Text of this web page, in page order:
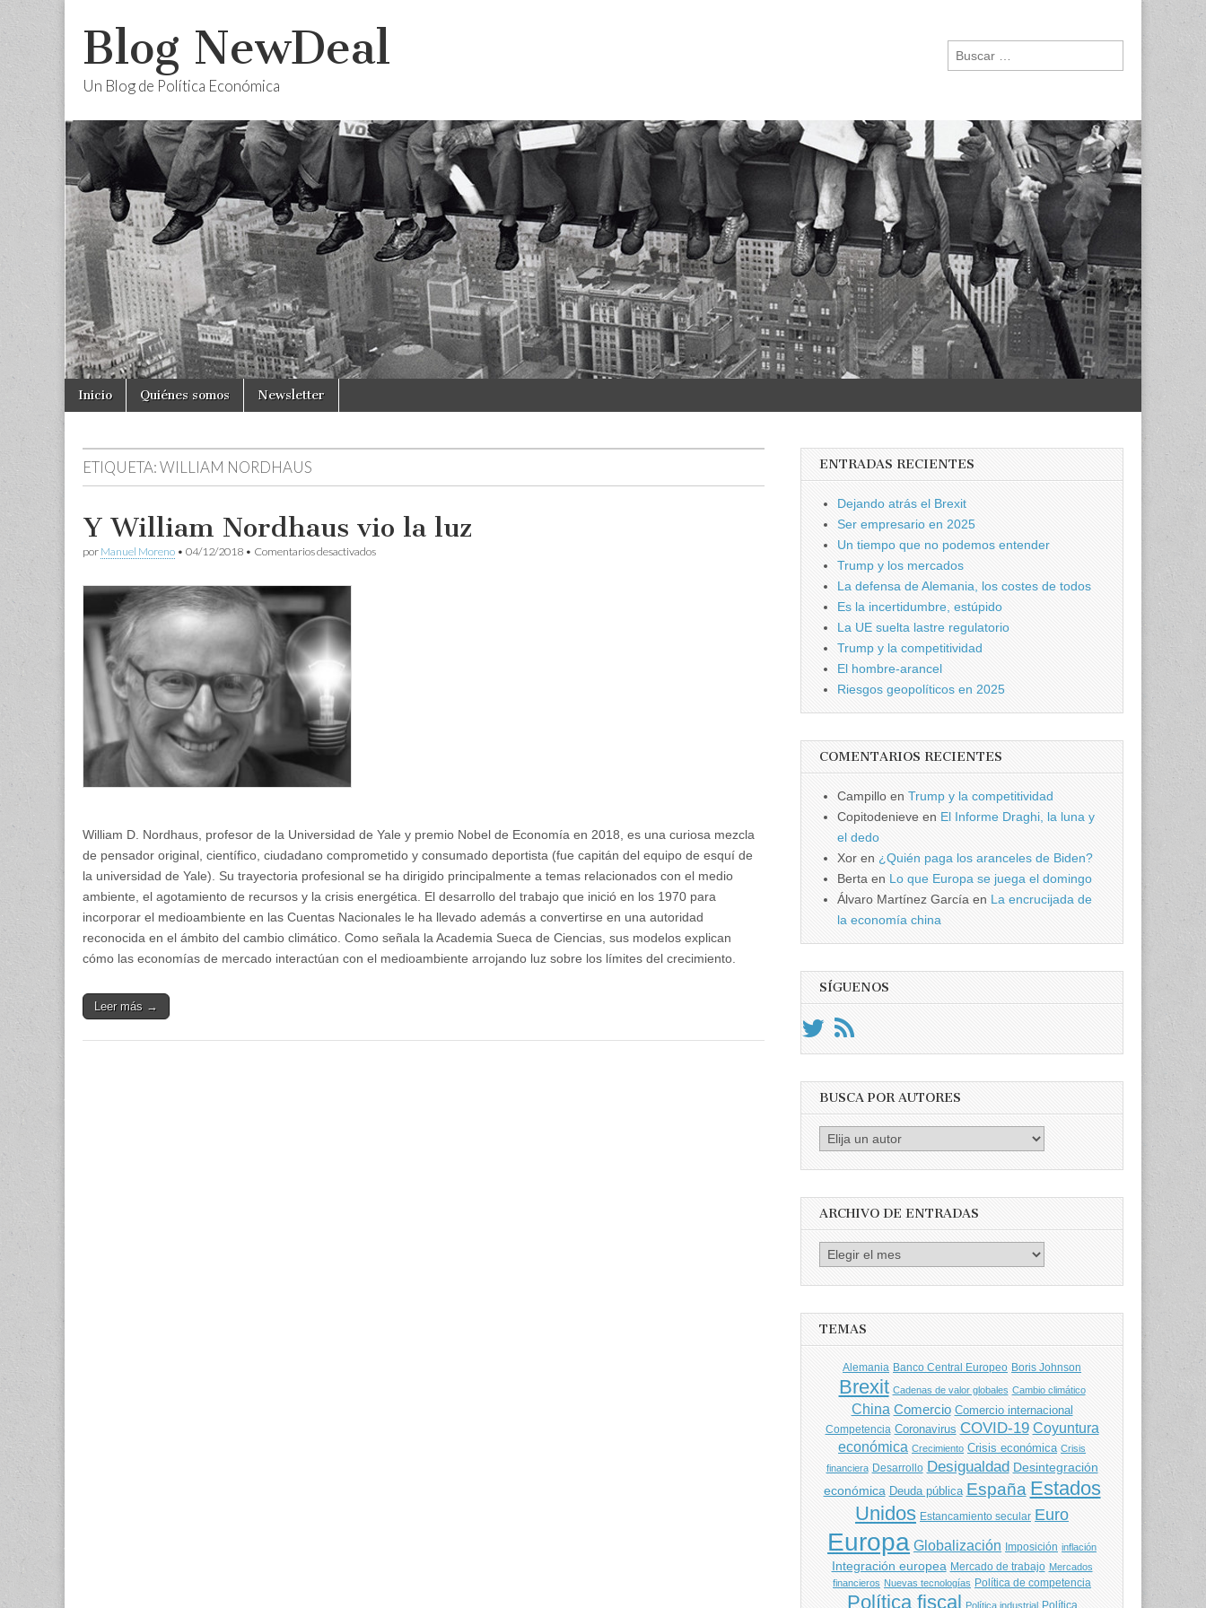
Blog NewDeal
Un Blog de Política Económica
Buscar:
Main
menu
Skip
Inicio Quiénes somos Newsletter
ETIQUETA:WILLIAM NORDHAUS
Y William Nordhaus vio la luz
por Manuel Moreno • 04/12/2018 • Comentarios desactivadosen
William D. Nordhaus, profesor de la Universidad de Yale y premio Nobel de Economía en 2018, es una curiosa mezcla
de pensador original, científico, ciudadano comprometido y consumado deportista (fue capitán del equipo de esquí de
la universidad de Yale). Su trayectoria profesional se ha dirigido principalmente a temas relacionados con el medio
ambiente, el agotamiento de recursos y la crisis energética. El desarrollo del trabajo que inició en los 1970 para
incorporar el medioambiente en las Cuentas Nacionales le ha llevado además a convertirse en una autoridad
reconocida en el ámbito del cambio climático. Como señala la Academia Sueca de Ciencias, sus modelos explican
cómo las economías de mercado interactúan con el medioambiente arrojando luz sobre los límites del crecimiento.
Leer más →
ENTRADAS RECIENTES
Dejando atrás el Brexit
Ser empresario en 2025
Un tiempo que no podemos entender
Trump y los mercados
La defensa de Alemania, los costes de todos
Es la incertidumbre, estúpido
La UE suelta lastre regulatorio
Trump y la competitividad
El hombre-arancel
Riesgos geopolíticos en 2025
COMENTARIOS RECIENTES
Campillo enTrump y la competitividad
Copitodenieve en El Informe Draghi, la luna y
el dedo
Xor en ¿Quién paga los aranceles de Biden?
Berta en Lo que Europa se juega el domingo
Álvaro Martínez García en La encrucijada de
la economía china
SÍGUENOS
BUSCA POR AUTORES
Busca
por
ARCHIVO DE ENTRADAS
Archivo
TEMAS
Alemania Banco Central Europeo Boris Johnson
Brexit Cadenas de valor globales Cambio climático
China Comercio Comercio internacional
Competencia Coronavirus COVID-19 Coyuntura
económica Crecimiento Crisis económica Crisis
financiera Desarrollo Desigualdad Desintegración
económica Deuda pública España Estados
Unidos Estancamiento secular Euro
Europa Globalización Imposición inflación
Integración europea Mercado de trabajo Mercados
financieros Nuevas tecnologías Política de competencia
Política fiscal Política industrial Política